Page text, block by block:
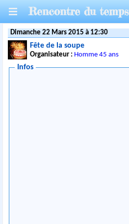
Rencontre du temps
Dimanche 22 Mars 2015 à 12:30
Fête de la soupe
Organisateur : Homme 45 ans
Infos